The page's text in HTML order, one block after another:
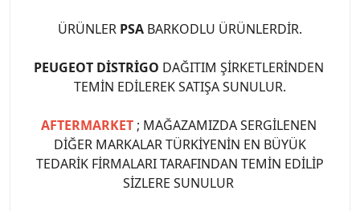
ÜRÜNLER PSA BARKODLU ÜRÜNLERDİR.
PEUGEOT DİSTRİGO DAĞITIM ŞİRKETLERİNDEN
TEMİN EDİLEREK SATIŞA SUNULUR.
AFTERMARKET ; MAĞAZAMIZDA SERGİLENEN
DİĞER MARKALAR TÜRKİYENİN EN BÜYÜK
TEDARİK FİRMALARI TARAFINDAN TEMİN EDİLİP
SİZLERE SUNULUR